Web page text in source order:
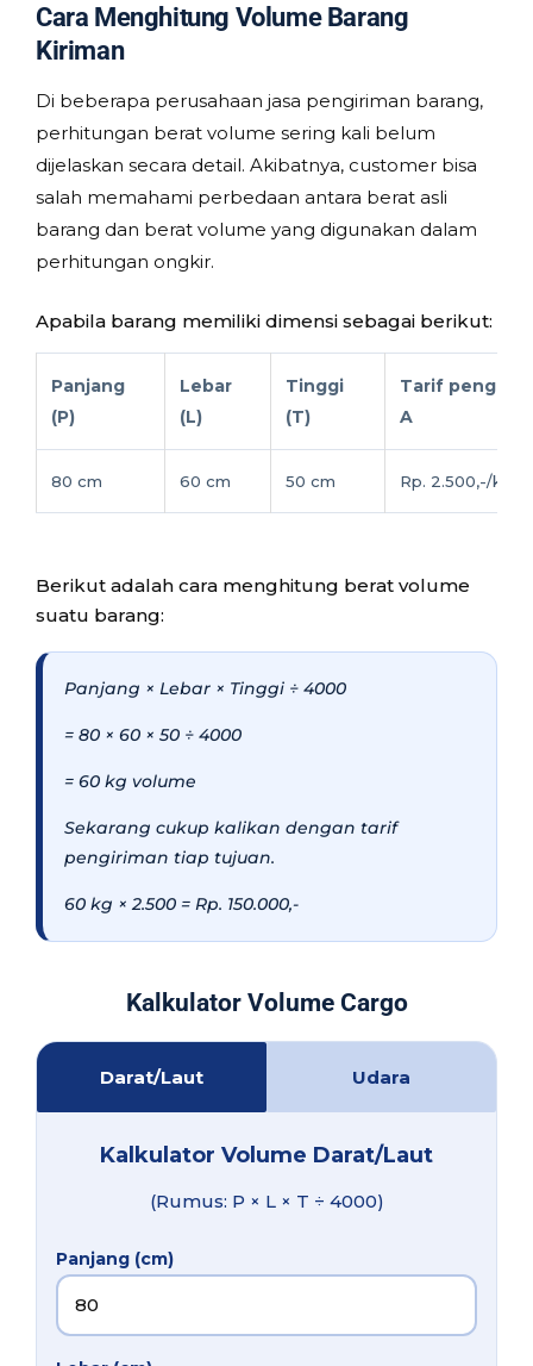
Cara Menghitung Volume Barang
Kiriman
Di beberapa perusahaan jasa pengiriman barang,
perhitungan berat volume sering kali belum
dijelaskan secara detail. Akibatnya, customer bisa
salah memahami perbedaan antara berat asli
barang dan berat volume yang digunakan dalam
perhitungan ongkir.
Apabila barang memiliki dimensi sebagai berikut:
Panjang
(P)
Lebar
(L)
Tinggi
(T)
Tarif
A
80 cm 60 cm 50 cm Rp. 2.500,-/kg
Berikut adalah cara menghitung berat volume
suatu barang:
Panjang × Lebar × Tinggi ÷ 4000
= 80 × 60 × 50 ÷ 4000
= 60 kg volume
Sekarang cukup kalikan dengan tarif
pengiriman tiap tujuan.
60 kg × 2.500 = Rp. 150.000,-
Kalkulator Volume Cargo
Darat/Laut Udara
Kalkulator Volume Darat/Laut
(Rumus: P × L × T ÷ 4000)
Panjang (cm)